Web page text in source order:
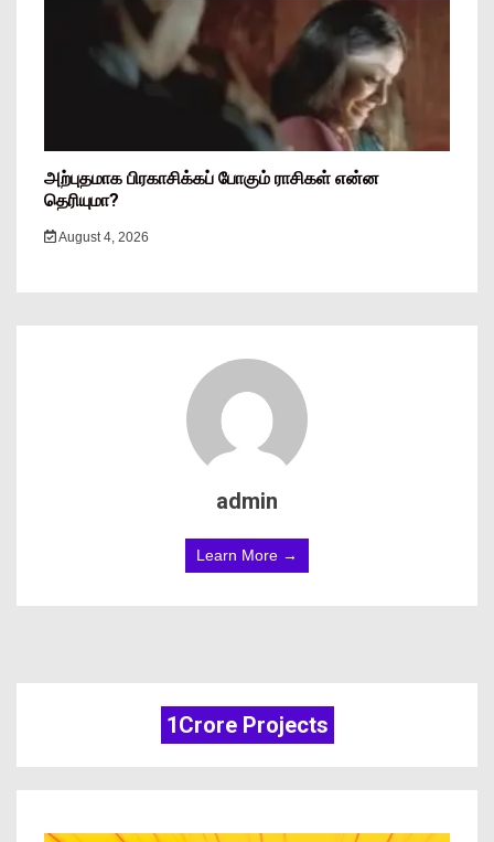
அற்புதமாக பிரகாசிக்கப் போகும் ராசிகள் என்ன
தெரியுமா?
August 4, 2026
admin
Learn More →
1Crore Projects